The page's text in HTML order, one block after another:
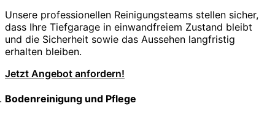
Unsere professionellen Reinigungsteams stellen sicher,
dass Ihre Tiefgarage in einwandfreiem Zustand bleibt
und die Sicherheit sowie das Aussehen langfristig
erhalten bleiben.
Jetzt Angebot anfordern!
Bodenreinigung und Pflege